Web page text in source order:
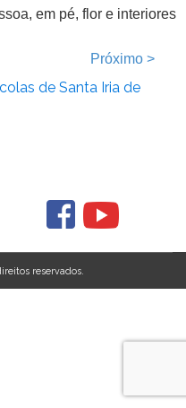
Próximo >
de Santa Iria de
reservados.